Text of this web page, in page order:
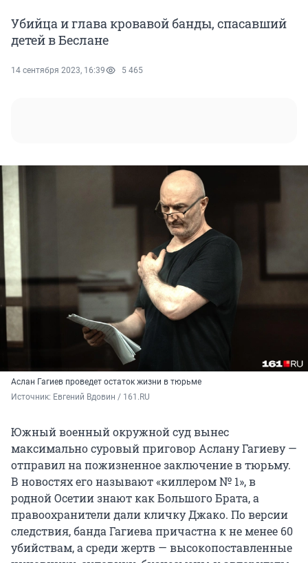
Убийца и глава кровавой банды, спасавший
детей в Беслане
14 сентября 2023, 16:39 5 465
Аслан Гагиев проведет остаток жизни в тюрьме
Источник: Евгений Вдовин / 161.RU
Южный военный окружной суд вынес
максимально суровый приговор Аслану Гагиеву —
отправил на пожизненное заключение в тюрьму.
В новостях его называют «киллером № 1», в
родной Осетии знают как Большого Брата, а
правоохранители дали кличку Джако. По версии
следствия, банда Гагиева причастна к не менее 60
убийствам, а среди жертв — высокопоставленные